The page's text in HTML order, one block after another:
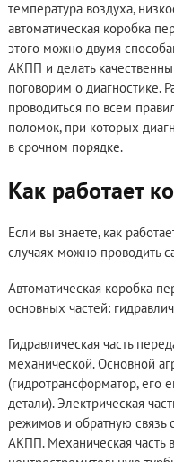
температура воздуха,
автоматическая коробка
этого можно двумя
АКПП и делать
поговорим о диагностике.
проводиться по всем
поломок, при которых
в срочном порядке.
Как работает
Если вы знаете, как
случаях можно проводить
Автоматическая коробка
основных частей:
Гидравлическая часть
механической. Основной
(гидротрансформатор, его
детали). Электрическая
режимов и обратную связь
АКПП. Механическая часть